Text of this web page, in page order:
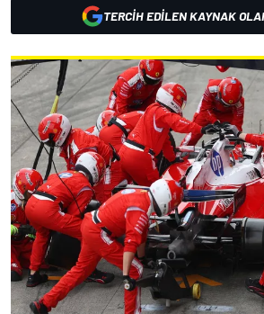
TERCIH EDILEN KAYNAK